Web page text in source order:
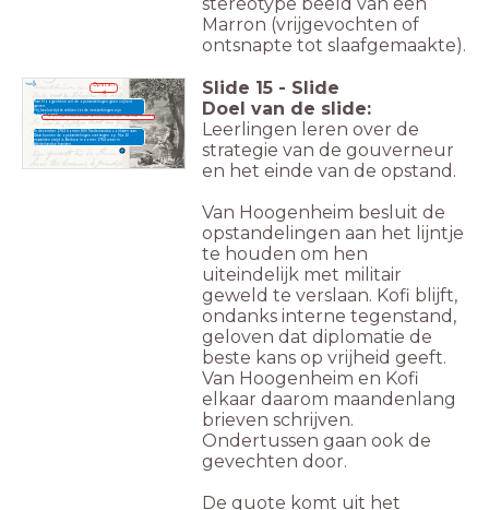
Marron (vrijgevochten of
ontsnapte tot slaafgemaakte).
In december 1763 komen 600 Nederlandse soldaten aan.
Daar kunnen de opstandelingen niet tegen op. Na 10
maanden strijd is Berbice in zomer 1764 weer in
Nederlandse handen.
Opstan
d
Van Hoogenheim wil de opstandelingen geen vrijheid
geven.
Hij besluit tijd te rekken tot de versterkingen zijn
aangekomen.
Hij blijft Kofi brieven schrijven, maar weigert beloftes te
'...en te blijven onderhandelen met de opstandelingen, maar alleen om tijd te
winnen.'
Slide 15 - Slide
Doel van de slide:
Leerlingen leren over de
strategie van de gouverneur
en het einde van de opstand.
Van Hoogenheim besluit de
opstandelingen aan het lijntje
te houden om hen
uiteindelijk met militair
geweld te verslaan. Kofi blijft,
ondanks interne tegenstand,
geloven dat diplomatie de
beste kans op vrijheid geeft.
Van Hoogenheim en Kofi
elkaar daarom maandenlang
brieven schrijven.
Ondertussen gaan ook de
gevechten door.
De quote komt uit het